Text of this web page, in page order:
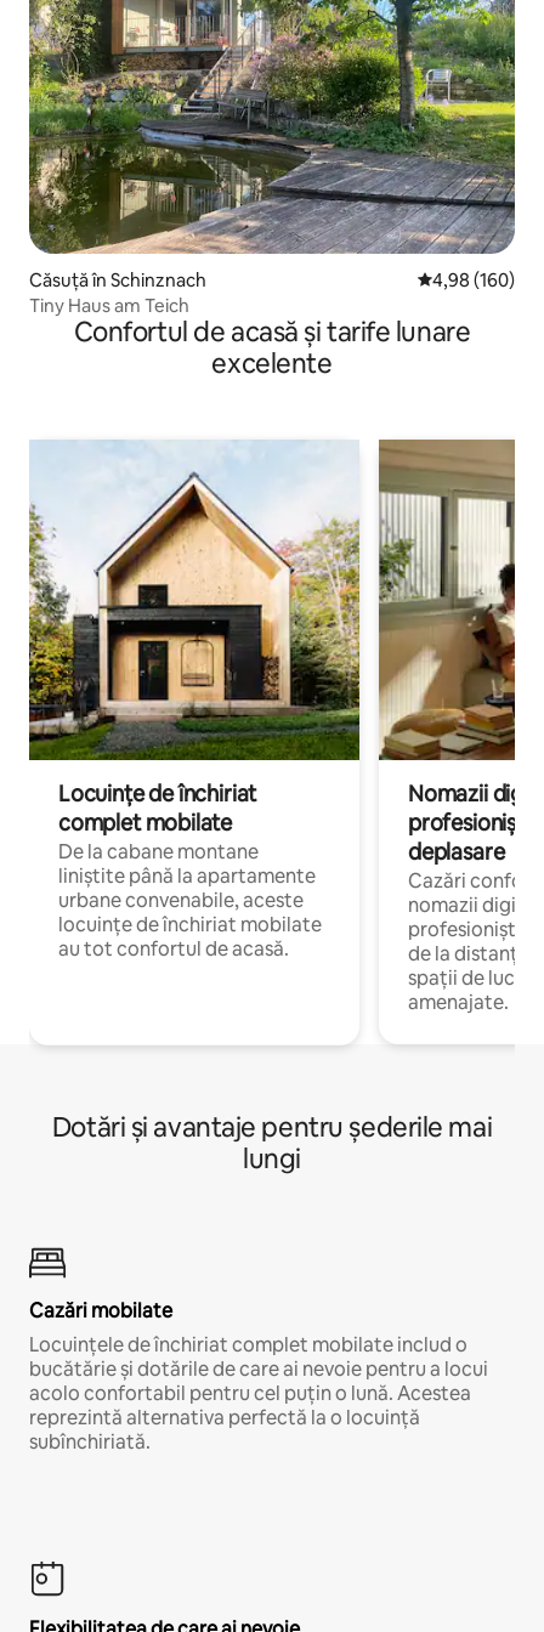
Căsuță în Schinznach Scor mediu de
4,98 (160)
Tiny Haus am Teich
Confortul de acasă și tarife lunare
excelente
Locuințe de închiriat
complet mobilate
De la cabane montane
liniștite până la apartamente
urbane convenabile, aceste
locuințe de închiriat mobilate
au tot confortul de acasă.
Nomazii
profesioniștii
deplasare
Cazări
nomazii
profesioniștii
de la distanță,
spații de lucru
amenajate.
Dotări și avantaje pentru șederile mai
lungi
Cazări mobilate
Locuințele de închiriat complet mobilate includ o
bucătărie și dotările de care ai nevoie pentru a locui
acolo confortabil pentru cel puțin o lună. Acestea
reprezintă alternativa perfectă la o locuință
subînchiriată.